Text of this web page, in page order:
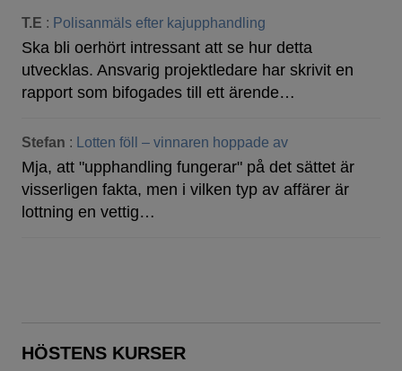
T.E : Polisanmäls efter kajupphandling
Ska bli oerhört intressant att se hur detta
utvecklas. Ansvarig projektledare har skrivit en
rapport som bifogades till ett ärende…
Stefan : Lotten föll – vinnaren hoppade av
Mja, att "upphandling fungerar" på det sättet är
visserligen fakta, men i vilken typ av affärer är
lottning en vettig…
HÖSTENS KURSER